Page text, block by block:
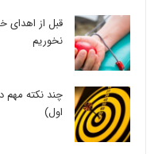
قبل از
نخوریم
چند نکته
اول)